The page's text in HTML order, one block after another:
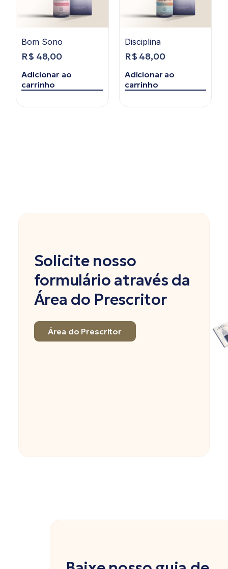
Bom Sono
R$ 48,00
Adicionar ao
carrinho
Disciplina
R$ 48,00
Adicionar ao
carrinho
Solicite nosso
formulário através da
Área do Prescritor
Área do Prescritor